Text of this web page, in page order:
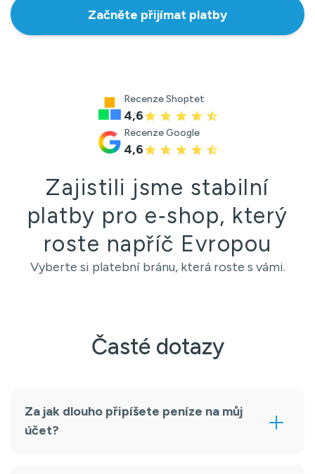
Začněte přijímat platby
Recenze Shoptet
4,6
Recenze Google
4,6
Zajistili jsme stabilní
platby pro e‑shop, který
roste napříč Evropou
Vyberte si platební bránu, která roste s vámi.
Časté dotazy
Za jak dlouho připíšete peníze na můj
účet?